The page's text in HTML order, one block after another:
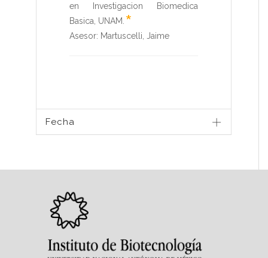
en Investigacion Biomedica
Basica UNAM *
Asesor: Martuscelli, Jaime
Fecha